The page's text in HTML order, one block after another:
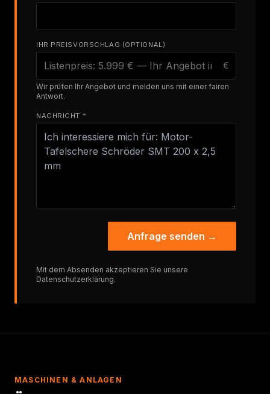
IHR PREISVORSCHLAG (OPTIONAL)
€
Wir prüfen Ihr Angebot und melden uns mit einer fairen
Antwort.
NACHRICHT *
Anfrage senden →
Mit dem Absenden akzeptieren Sie unsere
Datenschutzerklärung.
MASCHINEN & ANLAGEN